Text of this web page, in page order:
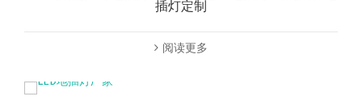
插灯定制
阅读更多